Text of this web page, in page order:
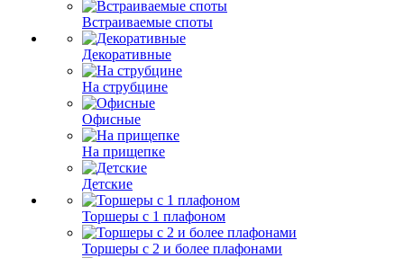
Встраиваемые споты
Декоративные
На струбцине
Офисные
На прищепке
Детские
Торшеры с 1 плафоном
Торшеры с 2 и более плафонами